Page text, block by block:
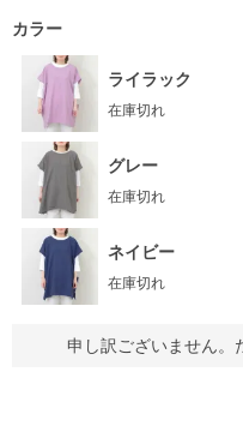
カラー
ライラック
在庫切れ
グレー
在庫切れ
ネイビー
在庫切れ
申し訳ございません。